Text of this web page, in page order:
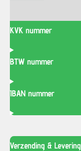
KVK nummer
BTW nummer
IBAN nummer
Verzending & Levering